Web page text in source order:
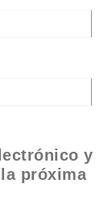
y
próxima